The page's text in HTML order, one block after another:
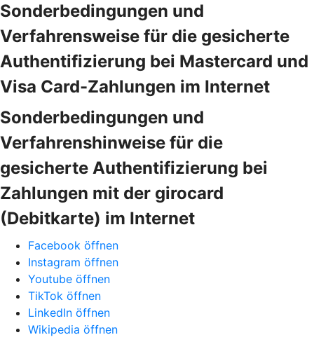
Sonderbedingungen und
Verfahrensweise für die gesicherte
Authentifizierung bei Mastercard und
Visa Card-Zahlungen im Internet
Sonderbedingungen und
Verfahrenshinweise für die
gesicherte Authentifizierung bei
Zahlungen mit der girocard
(Debitkarte) im Internet
Facebook öffnen
Instagram öffnen
Youtube öffnen
TikTok öffnen
LinkedIn öffnen
Wikipedia öffnen